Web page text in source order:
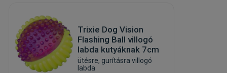
Trixie Dog Vision
Flashing Ball villogó
labda kutyáknak 7cm
ütésre, gurításra villogó
labda